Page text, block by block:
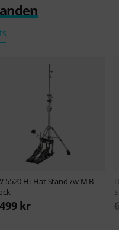
5520 Hi-Hat Stand /w M B-
kr